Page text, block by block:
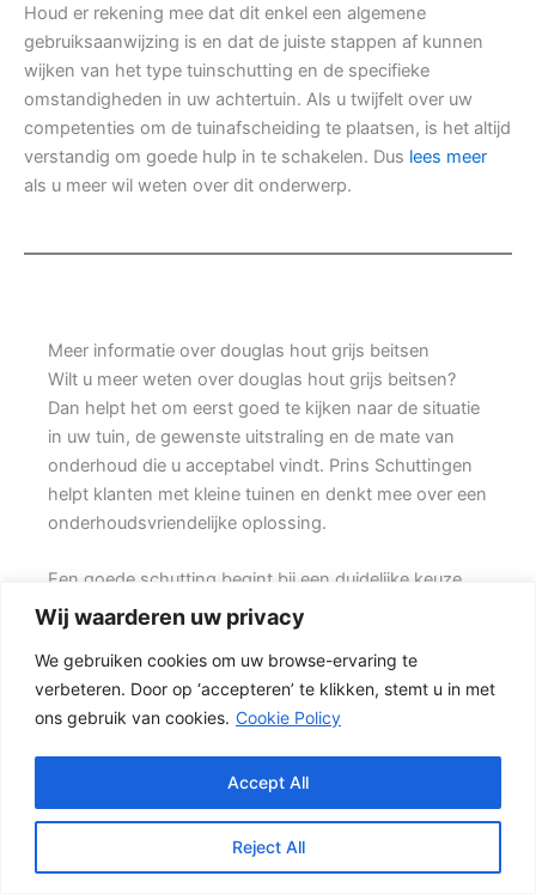
Wij waarderen uw privacy
We gebruiken cookies om uw browse-ervaring te
verbeteren. Door op ‘accepteren’ te klikken, stemt u in met
ons gebruik van cookies. Cookie Policy
Reject All
Accept All
Houd er rekening mee dat dit enkel een algemene
gebruiksaanwijzing is en dat de juiste stappen af kunnen
wijken van het type tuinschutting en de specifieke
omstandigheden in uw achtertuin. Als u twijfelt over uw
competenties om de tuinafscheiding te plaatsen, is het altijd
verstandig om goede hulp in te schakelen. Dus lees meer
als u meer wil weten over dit onderwerp.
Meer informatie over douglas hout grijs beitsen
Wilt u meer weten over douglas hout grijs beitsen?
Dan helpt het om eerst goed te kijken naar de situatie
in uw tuin, de gewenste uitstraling en de mate van
onderhoud die u acceptabel vindt. Prins Schuttingen
helpt klanten met kleine tuinen en denkt mee over een
onderhoudsvriendelijke oplossing.
Een goede schutting begint bij een duidelijke keuze.
Wilt u vooral een luxe uitstraling, dan kan een hout-
beton schutting met hoge betonplaat of zwarte
accenten goed passen. Ook de ondergrond, de
lengte van de schutting en de aanwezigheid van
poorten of hoeken hebben invloed op de beste
oplossing.
Welke schutting past bij uw tuin?
Voor veel klanten is een hout-beton schutting de